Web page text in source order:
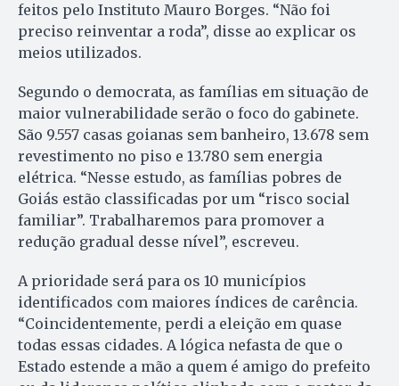
feitos pelo Instituto Mauro Borges. “Não foi
preciso reinventar a roda”, disse ao explicar os
meios utilizados.
Segundo o democrata, as famílias em situação de
maior vulnerabilidade serão o foco do gabinete.
São 9.557 casas goianas sem banheiro, 13.678 sem
revestimento no piso e 13.780 sem energia
elétrica. “Nesse estudo, as famílias pobres de
Goiás estão classificadas por um “risco social
familiar”. Trabalharemos para promover a
redução gradual desse nível”, escreveu.
A prioridade será para os 10 municípios
identificados com maiores índices de carência.
“Coincidentemente, perdi a eleição em quase
todas essas cidades. A lógica nefasta de que o
Estado estende a mão a quem é amigo do prefeito